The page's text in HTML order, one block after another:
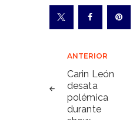
Navegación
de
entradas
ANTERIOR
Carin León
desata
polémica
durante